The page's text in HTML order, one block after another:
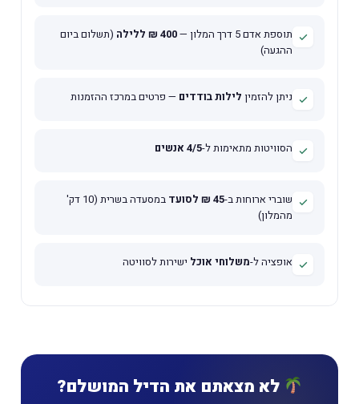
תוספת אדם 5 דרך המלון — 400 ₪ ללילה
(תשלום ביום
ההגעה)
ניתן להזמין לילות בודדים — פרטים במרכז ההזמנות
הסוויטות מתאימות ל-4/5 אנשים
שוברי ארוחות ב-45 ₪ לסועד
במסעדה בשרית (10 דק'
מהמלון)
אופציה ל-משלוחי אוכל ישירות לסוויטה
לא מצאתם את הדיל המושלם?